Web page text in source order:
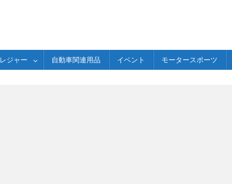
レジャー 自動車関連用品 イベント モータースポーツ